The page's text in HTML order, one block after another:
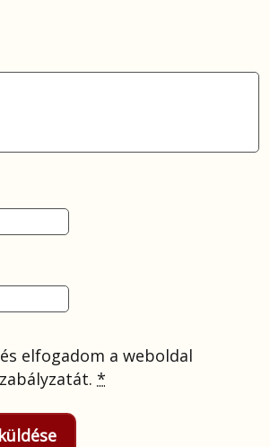
elfogadom a weboldal
*